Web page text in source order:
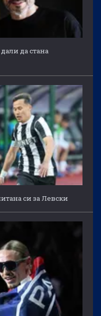
да стана
си за Левски